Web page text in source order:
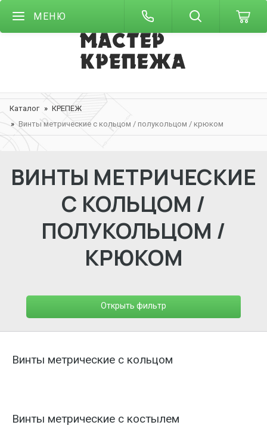
МЕНЮ
Каталог
КРЕПЕЖ
Винты метрические с кольцом / полукольцом / крюком
ВИНТЫ МЕТРИЧЕСКИЕ
С КОЛЬЦОМ /
ПОЛУКОЛЬЦОМ /
КРЮКОМ
Открыть фильтр
Винты метрические с кольцом
Винты метрические с костылем